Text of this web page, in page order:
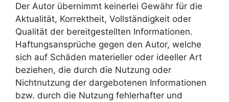
Der Autor übernimmt keinerlei Gewähr für die
Aktualität, Korrektheit, Vollständigkeit oder
Qualität der bereitgestellten Informationen.
Haftungsansprüche gegen den Autor, welche
sich auf Schäden materieller oder ideeller Art
beziehen, die durch die Nutzung oder
Nichtnutzung der dargebotenen Informationen
bzw. durch die Nutzung fehlerhafter und